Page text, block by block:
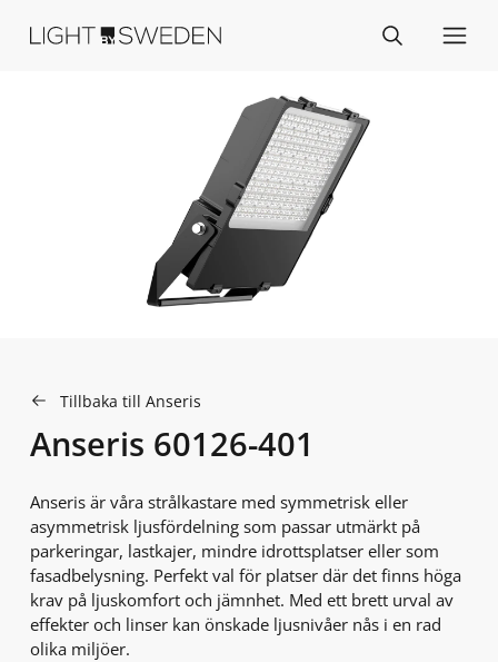
Tillbaka till Anseris
Anseris 60126-401
Anseris är våra strålkastare med symmetrisk eller
asymmetrisk ljusfördelning som passar utmärkt på
parkeringar, lastkajer, mindre idrottsplatser eller som
fasadbelysning. Perfekt val för platser där det finns höga
krav på ljuskomfort och jämnhet. Med ett brett urval av
effekter och linser kan önskade ljusnivåer nås i en rad
olika miljöer.